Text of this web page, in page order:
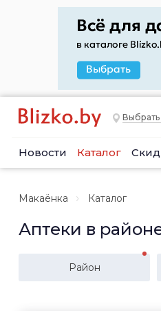
Новости Каталог
Макаёнка Каталог
Аптеки в
Район